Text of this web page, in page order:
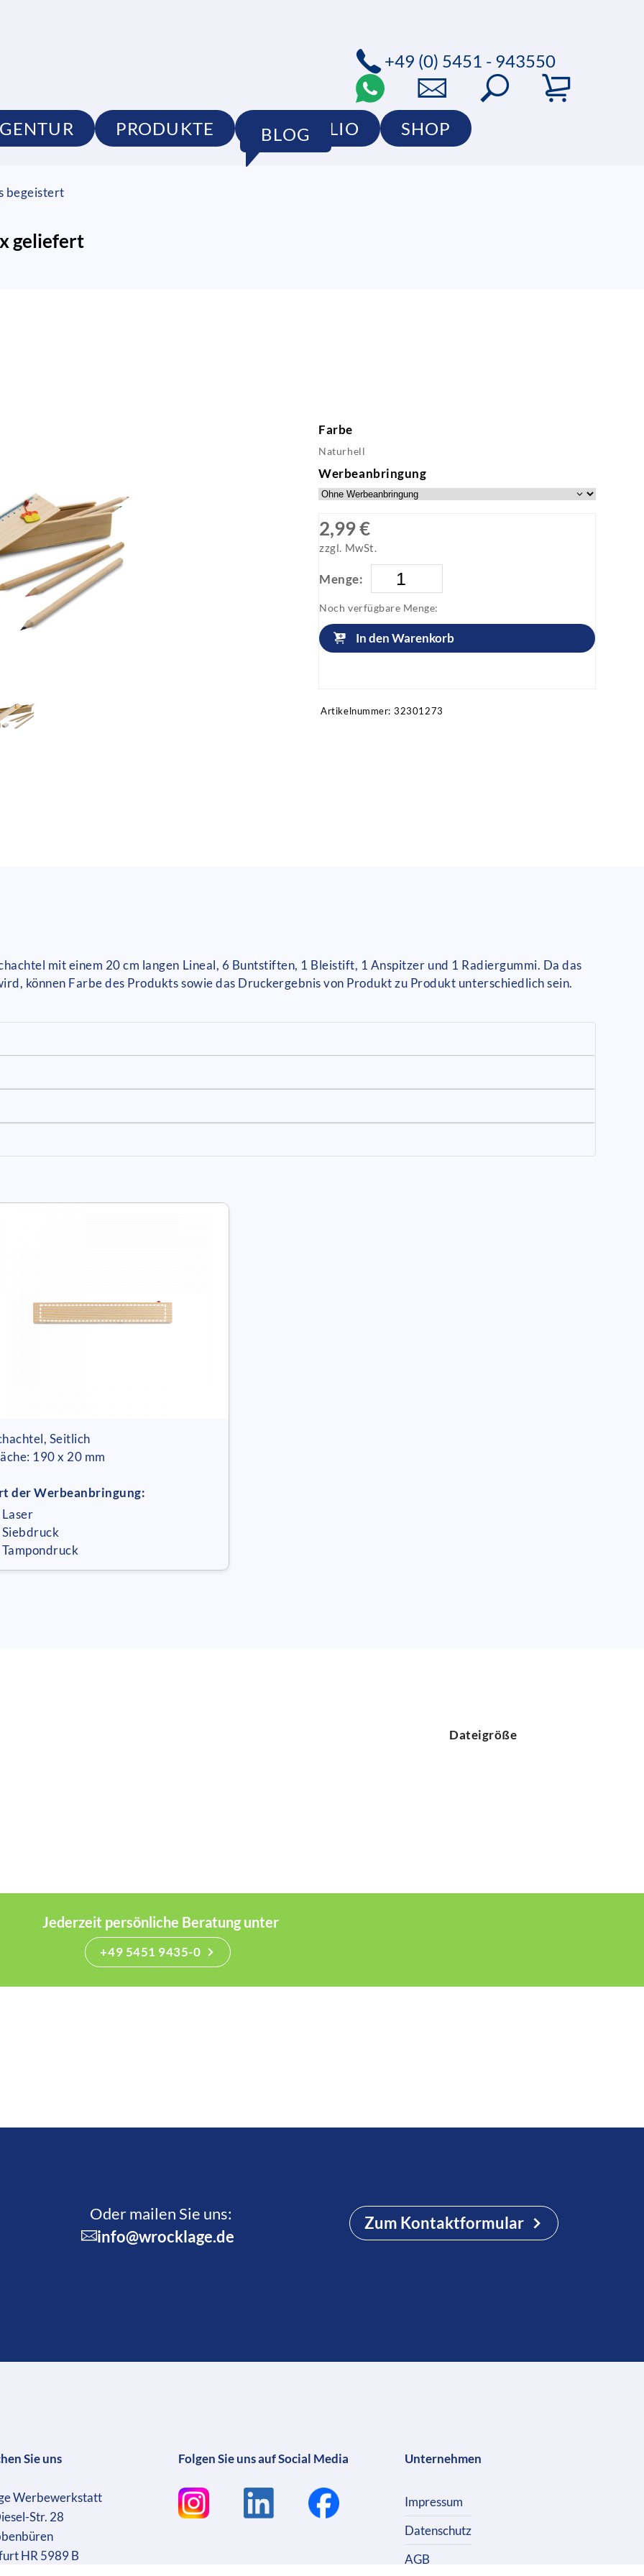
PRODUKTE PORTFOLIO SHOP
BLOG
+49 (0) 5451 - 943550
begeistert
geliefert
Farbe
Naturhell
Werbeanbringung
2,99 €
zzgl. MwSt.
Menge:
Noch verfügbare Menge:
In den Warenkorb
Artikelnummer: 32301273
mit einem 20 cm langen Lineal, 6 Buntstiften, 1 Bleistift, 1 Anspitzer und 1 Radiergummi. Da das
können Farbe des Produkts sowie das Druckergebnis von Produkt zu Produkt unterschiedlich sein.
Seitlich
190 x 20 mm
der Werbeanbringung:
Dateigröße
Jederzeit persönliche Beratung unter
+49 5451 9435-0
Oder mailen Sie uns:
info@wrocklage.de
Zum Kontaktformular
Sie uns
Werbewerkstatt
Str. 28
HR 5989 B
Folgen Sie uns auf Social Media Unternehmen
Impressum
Datenschutz
AGB